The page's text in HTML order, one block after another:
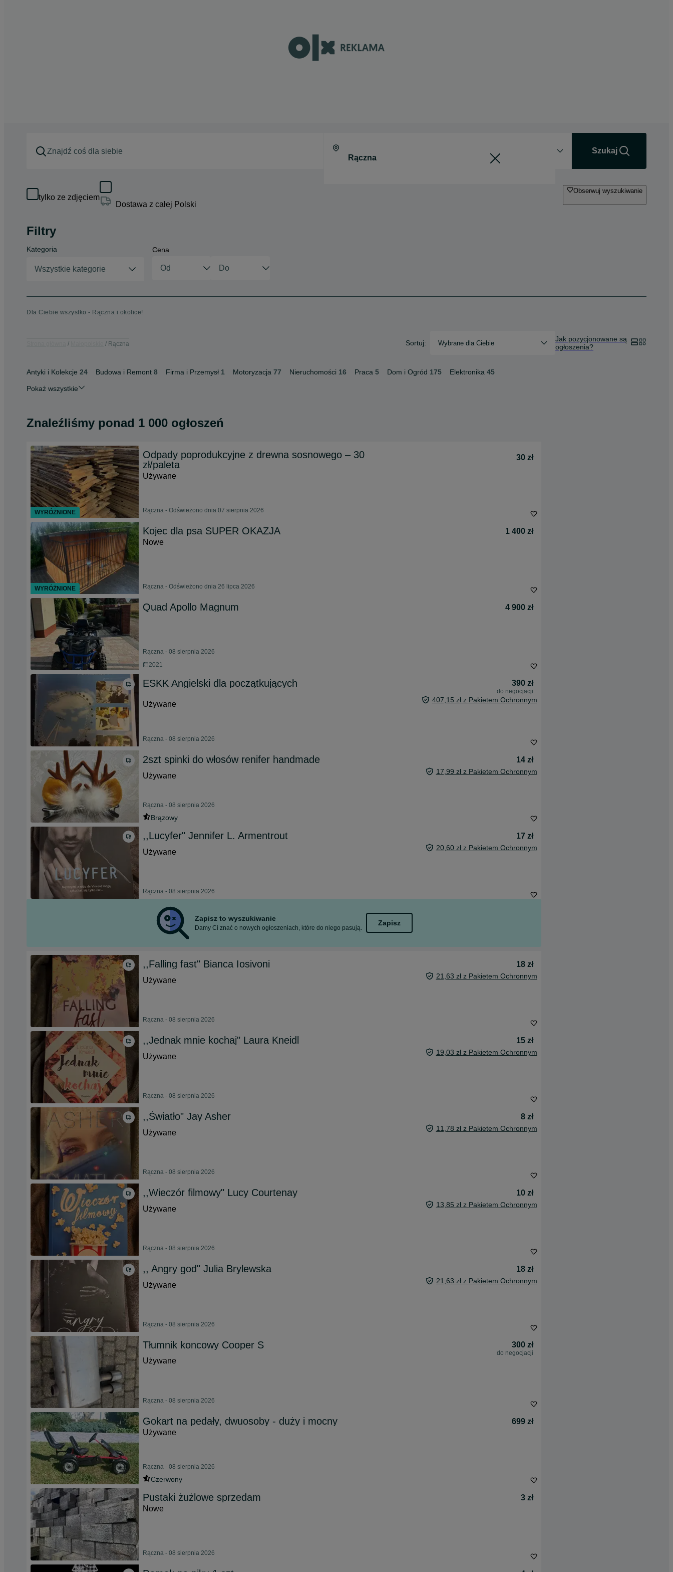
Szukaj
tylko ze zdjęciem
Dostawa z całej Polski
Obserwuj wyszukiwanie
Filtry
Kategoria
Wszystkie kategorie
Cena
Dla Ciebie wszystko - Rączna i okolice!
Rączna Sortuj: Wybrane dla Ciebie
Jak pozycjonowane są
ogłoszenia?
Antyki i Kolekcje 24 Budowa i Remont 8 Firma i Przemysł 1 Motoryzacja 77 Nieruchomości 16 Praca 5 Dom i Ogród 175 Elektronika 45
Pokaż wszystkie
Znaleźliśmy ponad 1 000 ogłoszeń
Odpady poprodukcyjne z drewna sosnowego – 30
zł/paleta
30 zł
Używane
Rączna - Odświeżono dnia 07 sierpnia 2026
Kojec dla psa SUPER OKAZJA
1 400 zł
Nowe
Rączna - Odświeżono dnia 26 lipca 2026
Quad Apollo Magnum 4 900 zł
Rączna - 08 sierpnia 2026
2021
ESKK Angielski dla początkujących 390 zł
do negocjacji
Używane 407,15 zł z Pakietem Ochronnym
Rączna - 08 sierpnia 2026
2szt spinki do włosów renifer handmade
14 zł
Używane
17,99 zł z Pakietem Ochronnym
Rączna - 08 sierpnia 2026
Brązowy
,,Lucyfer" Jennifer L. Armentrout
17 zł
Używane
20,60 zł z Pakietem Ochronnym
Rączna - 08 sierpnia 2026
Zapisz to wyszukiwanie
Damy Ci znać o nowych ogłoszeniach, które do niego pasują.
Zapisz
,,Falling fast" Bianca Iosivoni
18 zł
Używane
21,63 zł z Pakietem Ochronnym
Rączna - 08 sierpnia 2026
,,Jednak mnie kochaj" Laura Kneidl
15 zł
Używane
19,03 zł z Pakietem Ochronnym
Rączna - 08 sierpnia 2026
,,Światło" Jay Asher
8 zł
Używane
11,78 zł z Pakietem Ochronnym
Rączna - 08 sierpnia 2026
,,Wieczór filmowy" Lucy Courtenay
10 zł
Używane
13,85 zł z Pakietem Ochronnym
Rączna - 08 sierpnia 2026
,, Angry god" Julia Brylewska
18 zł
Używane
21,63 zł z Pakietem Ochronnym
Rączna - 08 sierpnia 2026
Tłumnik koncowy Cooper S 300 zł
do negocjacji
Używane
Rączna - 08 sierpnia 2026
Gokart na pedały, dwuosoby - duży i mocny
699 zł
Używane
Rączna - 08 sierpnia 2026
Czerwony
Pustaki żużlowe sprzedam
3 zł
Nowe
Rączna - 08 sierpnia 2026
WYRÓŻNIONE
WYRÓŻNIONE